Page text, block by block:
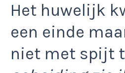
Het huwelijk
een einde
niet met spijt